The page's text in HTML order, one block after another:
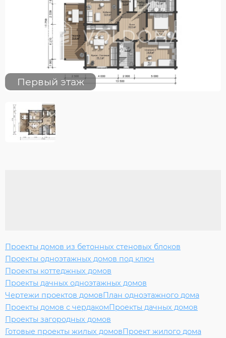
Первый этаж
Проекты домов из бетонных стеновых блоков
Проекты одноэтажных домов под ключ
Проекты коттеджных домов
Проекты дачных одноэтажных домов
Чертежи проектов домовПлан одноэтажного дома
Проекты домов с чердакомПроекты дачных домов
Проекты загородных домов
Готовые проекты жилых домовПроект жилого дома